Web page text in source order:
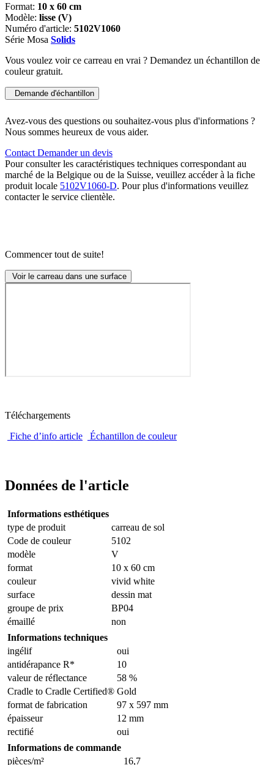
Format: 10 x 60 cm
Modèle: lisse (V)
Numéro d'article: 5102V1060
Série Mosa Solids
Vous voulez voir ce carreau en vrai ? Demandez un échantillon de
couleur gratuit.
Demande d'échantillon
Avez-vous des questions ou souhaitez-vous plus d'informations ?
Nous sommes heureux de vous aider.
Contact Demander un devis
Pour consulter les caractéristiques techniques correspondant au
marché de la Belgique ou de la Suisse, veuillez accéder à la fiche
produit locale 5102V1060-D. Pour plus d'informations veuillez
contacter le service clientèle.
Commencer tout de suite!
Voir le carreau dans une surface
Téléchargements
Fiche d’info article
Échantillon de couleur
Données de l'article
Informations esthétiques
type de produit
carreau de sol
Code de couleur
5102
modèle
V
format
10 x 60 cm
couleur
vivid white
surface
dessin mat
groupe de prix
BP04
émaillé
non
Informations techniques
ingélif
oui
antidérapance R*
10
valeur de réflectance
58 %
Cradle to Cradle Certified® Gold
format de fabrication
97 x 597 mm
épaisseur
12 mm
rectifié
oui
Informations de commande
pièces/m²
16,7